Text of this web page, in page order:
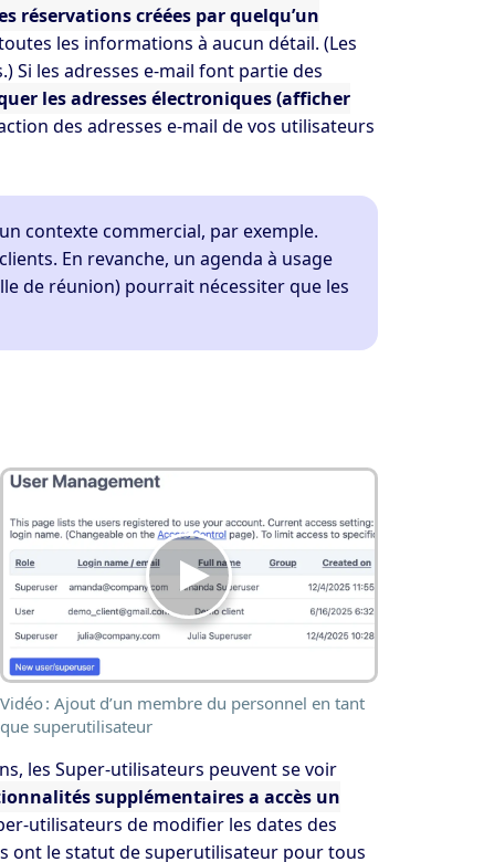
réservations créées par quelqu’un
les informations à aucun détail. (Les
Si les adresses e-mail font partie des
les adresses électroniques (afficher
des adresses e-mail de vos utilisateurs
contexte commercial, par exemple.
En revanche, un agenda à usage
de réunion) pourrait nécessiter que les
Vidéo : Ajout d’un membre du personnel en tant
que superutilisateur
les Super-utilisateurs peuvent se voir
supplémentaires a accès un
utilisateurs de modifier les dates des
ont le statut de superutilisateur pour tous